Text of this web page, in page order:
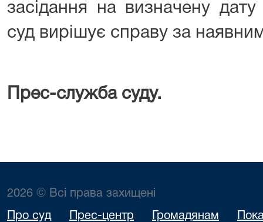
засідання на визначену
суд вирішує справу за
Прес-служба суду.
2026 © Всі права захищені
Про суд Прес-центр Громадянам